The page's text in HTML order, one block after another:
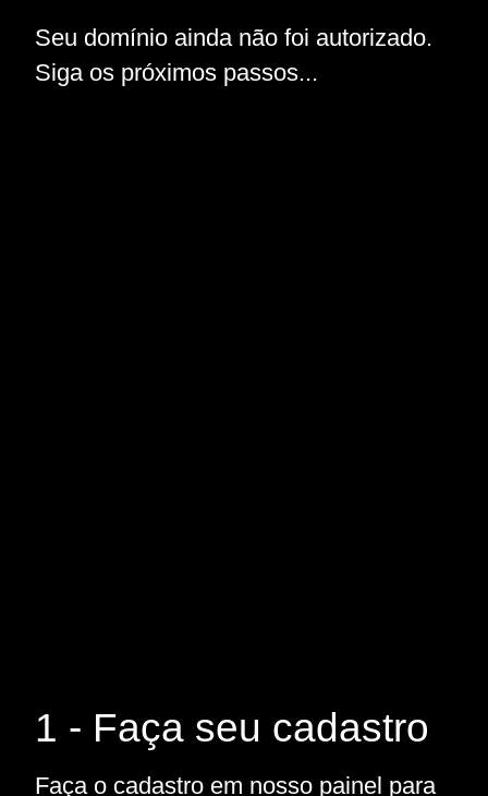
Seu domínio ainda não foi autorizado.
Siga os próximos passos...
1 - Faça seu cadastro
Faça o cadastro em nosso painel para